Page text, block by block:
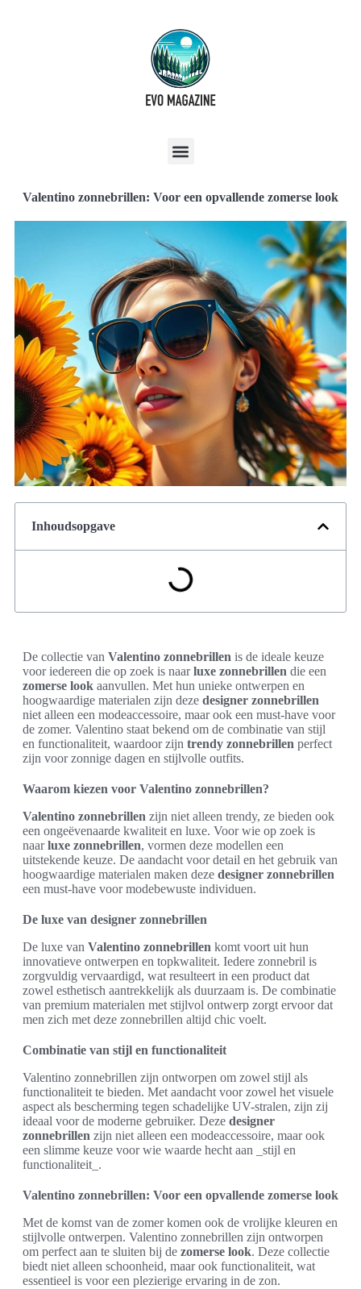
Valentino zonnebrillen: Voor een opvallende zomerse look
Inhoudsopgave
De collectie van Valentino zonnebrillen is de ideale keuze
voor iedereen die op zoek is naarluxe zonnebrillen die een
zomerse look aanvullen. Met hun unieke ontwerpen en
hoogwaardige materialen zijn deze designer zonnebrillen
niet alleen een modeaccessoire, maar ook een must-have voor
de zomer. Valentino staat bekend om de combinatie van stijl
en functionaliteit, waardoor zijn trendy zonnebrillen perfect
zijn voor zonnige dagen en stijlvolle outfits.
Waarom kiezen voor Valentino zonnebrillen?
Valentino zonnebrillen zijn niet alleen trendy, ze bieden ook
een ongeëvenaarde kwaliteit en luxe. Voor wie op zoek is
naarluxe zonnebrillen, vormen deze modellen een
uitstekende keuze. De aandacht voor detail en het gebruik van
hoogwaardige materialen maken deze designer zonnebrillen
een must-have voor modebewuste individuen.
De luxe van designer zonnebrillen
De luxe van Valentino zonnebrillen komt voort uit hun
innovatieve ontwerpen en topkwaliteit. Iedere zonnebril is
zorgvuldig vervaardigd, wat resulteert in een product dat
zowel esthetisch aantrekkelijk als duurzaam is. De combinatie
van premium materialen met stijlvol ontwerp zorgt ervoor dat
men zich met deze zonnebrillen altijd chic voelt.
Combinatie van stijl en functionaliteit
Valentino zonnebrillen zijn ontworpen om zowel stijl als
functionaliteit te bieden. Met aandacht voor zowel het visuele
aspect als bescherming tegen schadelijke UV-stralen, zijn zij
ideaal voor de moderne gebruiker. Deze designer
zonnebrillen zijn niet alleen een modeaccessoire, maar ook
een slimme keuze voor wie waarde hecht aan _stijl en
functionaliteit_.
Valentino zonnebrillen: Voor een opvallende zomerse look
Met de komst van de zomer komen ook de vrolijke kleuren en
stijlvolle ontwerpen. Valentino zonnebrillen zijn ontworpen
om perfect aan te sluiten bij de zomerse look. Deze collectie
biedt niet alleen schoonheid, maar ook functionaliteit, wat
essentieel is voor een plezierige ervaring in de zon.